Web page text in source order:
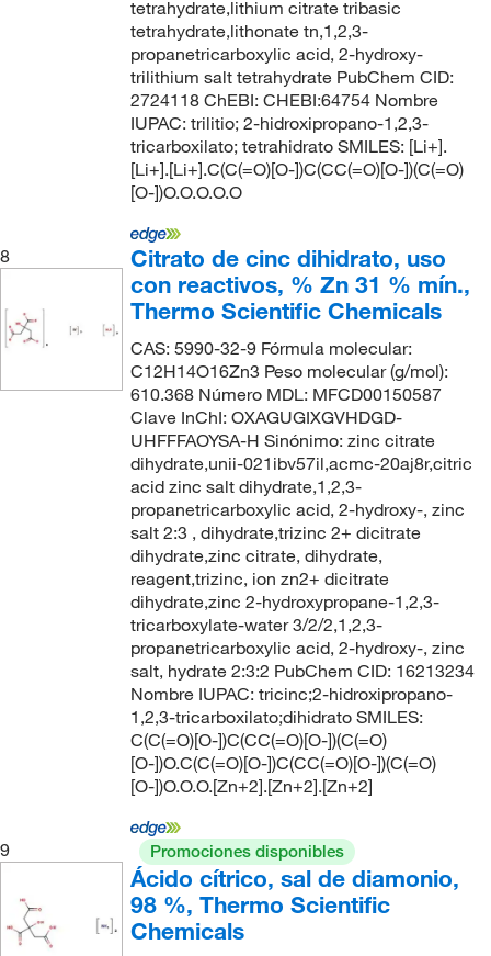
tetrahydrate,lithium citrate tribasic
tetrahydrate,lithonate tn,1,2,3-
propanetricarboxylic acid, 2-hydroxy-
trilithium salt tetrahydrate PubChem CID:
2724118 ChEBI: CHEBI:64754 Nombre
IUPAC: trilitio; 2-hidroxipropano-1,2,3-
tricarboxilato; tetrahidrato SMILES: [Li+].
[Li+].[Li+].C(C(=O)[O-])C(CC(=O)[O-])(C(=O)
[O-])O.O.O.O.O
8
Citrato de cinc dihidrato, uso
con reactivos, % Zn 31 % mín.,
Thermo Scientific Chemicals
CAS: 5990-32-9 Fórmula molecular:
C12H14O16Zn3 Peso molecular (g/mol):
610.368 Número MDL: MFCD00150587
Clave InChI: OXAGUGIXGVHDGD-
UHFFFAOYSA-H Sinónimo: zinc citrate
dihydrate,unii-021ibv57il,acmc-20aj8r,citric
acid zinc salt dihydrate,1,2,3-
propanetricarboxylic acid, 2-hydroxy-, zinc
salt 2:3 , dihydrate,trizinc 2+ dicitrate
dihydrate,zinc citrate, dihydrate,
reagent,trizinc, ion zn2+ dicitrate
dihydrate,zinc 2-hydroxypropane-1,2,3-
tricarboxylate-water 3/2/2,1,2,3-
propanetricarboxylic acid, 2-hydroxy-, zinc
salt, hydrate 2:3:2 PubChem CID: 16213234
Nombre IUPAC: tricinc;2-hidroxipropano-
1,2,3-tricarboxilato;dihidrato SMILES:
C(C(=O)[O-])C(CC(=O)[O-])(C(=O)
[O-])O.C(C(=O)[O-])C(CC(=O)[O-])(C(=O)
[O-])O.O.O.[Zn+2].[Zn+2].[Zn+2]
9 Promociones disponibles
Ácido cítrico, sal de diamonio,
98 %, Thermo Scientific
Chemicals